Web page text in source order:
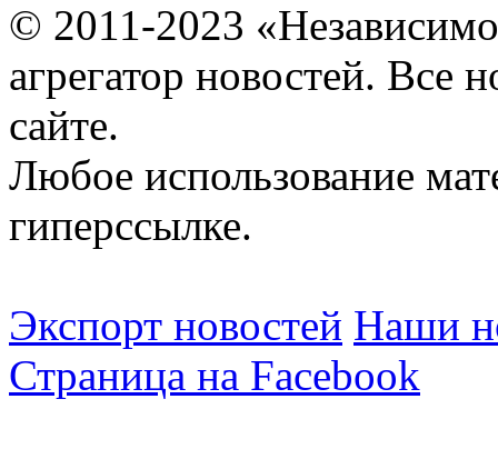
© 2011-2023
агрегатор новостей. Все
сайте.
Любое использование
гиперссылке.
Экспорт новостей Наши
Страница на Facebook